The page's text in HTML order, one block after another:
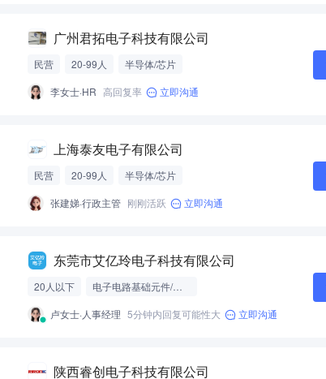
广州君拓电子科技有限公司
民营 20-99人
半导体/芯片
李女士·HR 高回复率 立即沟通
上海泰友电子有限公司
民营 20-99人
半导体/芯片
张建娣·行政主管 刚刚活跃 立即沟通
东莞市艾亿玲电子科技有限公司
20人以下
电子电路基础元件/模组
卢女士·人事经理 5分钟内回复可能性大 立即沟通
陕西睿创电子科技有限公司